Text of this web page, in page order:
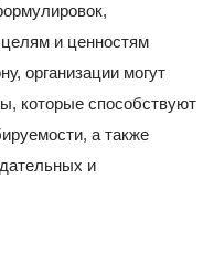
и ценностям
организации могут
которые способствуют
а также
и